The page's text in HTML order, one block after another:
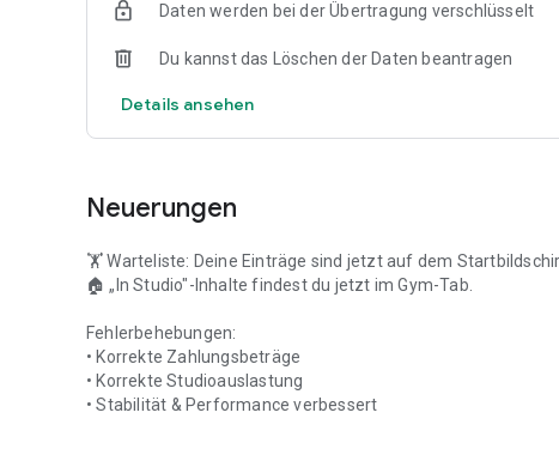
Daten werden bei der Übertragung verschlüsselt
Du kannst das Löschen der Daten beantragen
Details ansehen
Neuerungen
🏋️ Warteliste: Deine Einträge sind jetzt auf dem
🏠 „In Studio"-Inhalte findest du jetzt im Gym-Tab.
Fehlerbehebungen:
• Korrekte Zahlungsbeträge
• Korrekte Studioauslastung
• Stabilität & Performance verbessert